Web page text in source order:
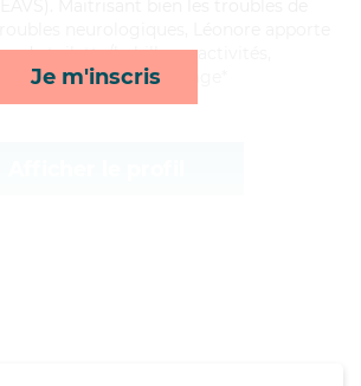
Je m'inscris
de toilette/habillage, activités,
de nuit et ménage*